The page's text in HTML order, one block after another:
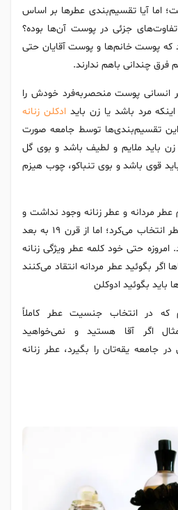
اما آیا تقسیم‌بندی عطرها بر اساس
تفاوت‌های جزئی در پوست آن‌ها بوده؟
که پوست خانم‌ها و پوست آقایان حتی
فرق چندانی باهم ندارند.
پوست منحصربه‌فرد خودش را
مرد باشد یا زن بایدادکلن زنانه
تقسیم‌بندی‌ها توسط جامعه صورت
باید ملایم و لطیف باشد و بوی گل
قوی باشد و بوی تنباکو، چوب هیزم
عطر مردانه و عطر زنانه وجود نداشت و
هر کس به سلیقه خودش عطر انتخاب می‌کرد؛ اما از قرن 19 به بعد
امروزه حتی خود کلمه عطر ویژگی زنانه
بگوئید عطر مردانه انتقاد می‌کنند
بگوئید ادوکلن
که در انتخاب جنسیت عطر کاملاً
اگر آقا هستید و نمی‌خواهید
جامعه یقه‌تان را بگیرد، عطر زنانه